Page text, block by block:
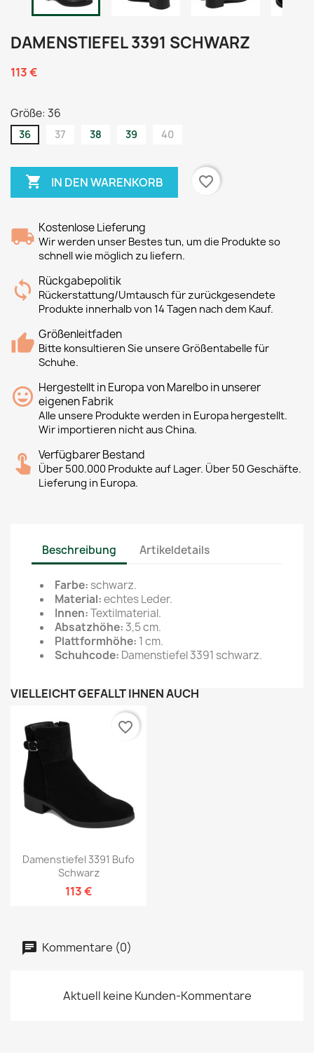
DAMENSTIEFEL 3391 SCHWARZ
113 €
Größe: 36
36 37 38 39 40
 IN DEN WARENKORB favorite_border
Kostenlose Lieferung
Wir werden unser Bestes tun, um die Produkte so
schnell wie möglich zu liefern.
Rückgabepolitik
Rückerstattung/Umtausch für zurückgesendete
Produkte innerhalb von 14 Tagen nach dem Kauf.
Größenleitfaden
Bitte konsultieren Sie unsere Größentabelle für
Schuhe.
Hergestellt in Europa von Marelbo in unserer
eigenen Fabrik
Alle unsere Produkte werden in Europa hergestellt.
Wir importieren nicht aus China.
Verfügbarer Bestand
Über 500.000 Produkte auf Lager. Über 50 Geschäfte.
Lieferung in Europa.
Beschreibung Artikeldetails
Farbe: schwarz.
Material:echtes Leder.
Innen:Textilmaterial.
Absatzhöhe:3,5 cm.
Plattformhöhe: 1 cm.
Schuhcode: Damenstiefel 3391 schwarz.
VIELLEICHT GEFÄLLT IHNEN AUCH
Damenstiefel 3391 Bufo
Schwarz
113 €
favorite_border
Kommentare (0)
Aktuell keine Kunden-Kommentare